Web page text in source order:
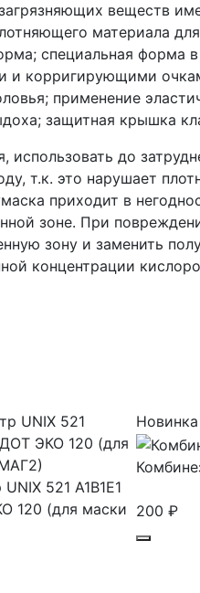
веществ
материала
специальная форма
и корригирующими
применение
защитная крышка
использовать до
т.к. это нарушает
приходит в
зоне. При
зону и заменить
концентрации
521 A1B1E1
120 (для маски
Новинка
200 ₽